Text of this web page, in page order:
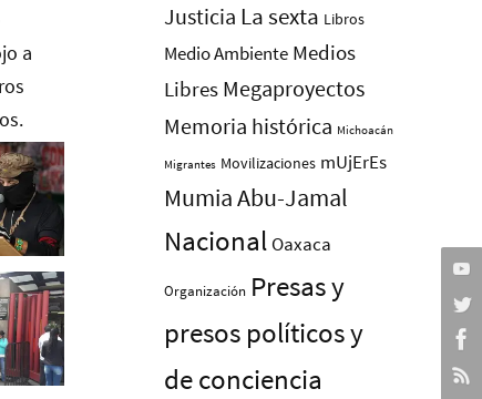
Justicia La sexta Libros
Medio Ambiente Medios
Libres Megaproyectos
Memoria histórica Michoacán
Migrantes Movilizaciones mUjErEs
Mumia Abu-Jamal
Nacional Oaxaca
Organización Presas y
presos polí­ticos y
de conciencia